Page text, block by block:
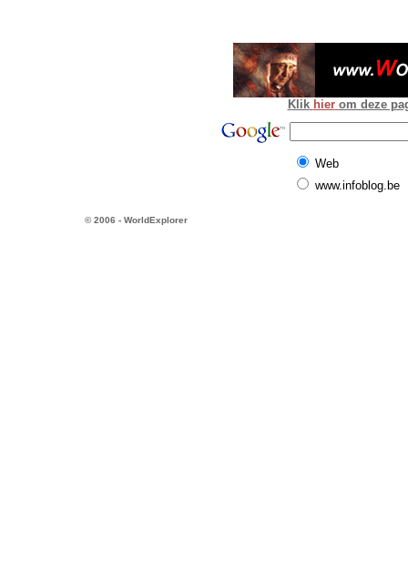
Klik hier om deze
Web
www.infoblog.be
© 2006 - WorldExplorer